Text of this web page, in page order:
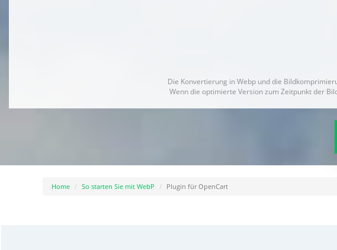
Die Konvertierung in Webp und die
Wenn die optimierte Version zum Zeitpunkt der
Home So starten Sie mit WebP Plugin für OpenCart